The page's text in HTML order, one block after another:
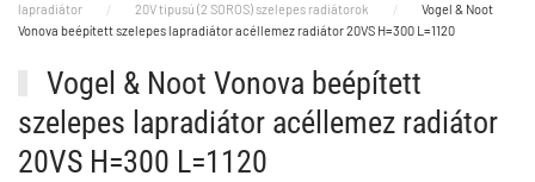
lapradiátor
20V tipusú (2 SOROS) szelepes radiátorok
Vogel & Noot
Vonova beépített szelepes lapradiátor acéllemez radiátor 20VS H=300 L=1120
Vogel & Noot Vonova beépített
szelepes lapradiátor acéllemez radiátor
20VS H=300 L=1120